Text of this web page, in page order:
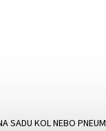
SADU KOL NEBO